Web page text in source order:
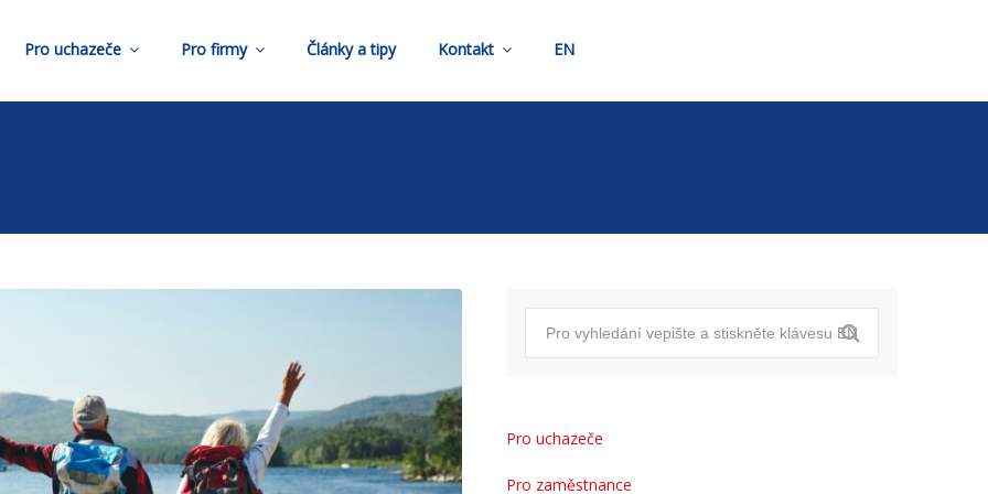
Pro uchazeče Pro firmy Články a tipy Kontakt EN
Pro uchazeče
Pro zaměstnance